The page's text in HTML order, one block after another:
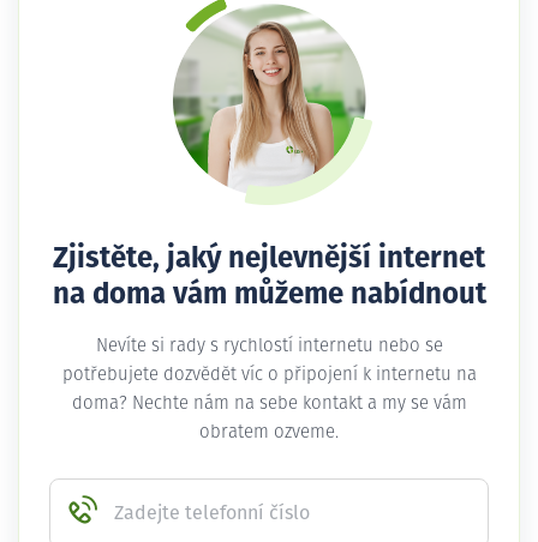
Zjistěte, jaký nejlevnější internet
na doma vám můžeme nabídnout
Nevíte si rady s rychlostí internetu nebo se
potřebujete dozvědět víc o připojení k internetu na
doma? Nechte nám na sebe kontakt a my se vám
obratem ozveme.
Zadejte telefonní číslo